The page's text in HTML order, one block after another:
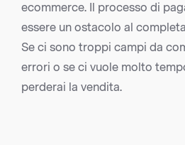
ecommerce. Il processo di
essere un ostacolo al
Se ci sono troppi campi da
errori o se ci vuole molto
perderai la vendita.